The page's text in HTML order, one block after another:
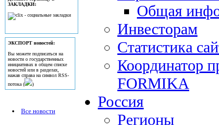
ЗАКЛАДКИ:
ЭКСПОРТ новостей:
Вы можете подписаться на
новости о государственных
инициативах в общем списке
новостей или в разделах,
нажав справа на символ RSS-
потока (
)
Все новости
Общая
Инвесторам
Статистика
Координатор
FORMIKA
Россия
Регионы